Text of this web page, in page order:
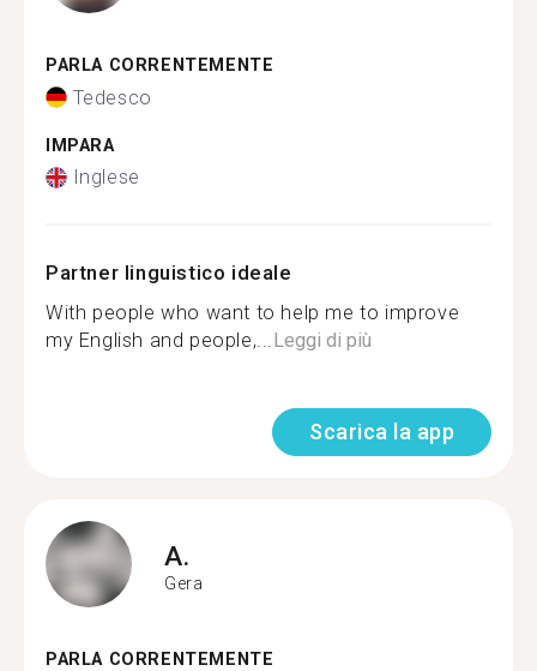
PARLA CORRENTEMENTE
Tedesco
IMPARA
Inglese
Partner linguistico ideale
With people who want to help me to improve
my English and people,...Leggi di più
Scarica la app
A.
Gera
PARLA CORRENTEMENTE